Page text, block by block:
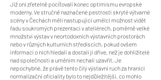
Již oni zřetelně pociťovali konec optimismu evropské
moderny. Ve stručně naznačené pestrosti skryté výtvarné
scény v Čechách měli nastupující umělci možnost vidět
řadu soukromých prezentací v ateliérech, poměrně velké
množství výstav v neortodoxních výstavních prostorách
nebo v různých kulturních střediscích, pokud ovšem
informaci o nich hledali a dostali ji dříve, než je dohlížitelé
nad společností a uměním nechali uzavřít. Je
nepochybné, že právě tento čilý výstavní ruch za hranicí
normalizační oficiality bylo to nejdůležitější, co mohlo